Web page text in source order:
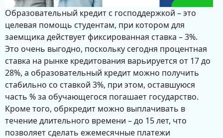
Образовательный кредит с господдержкой – это
целевая помощь студентам, при котором для
заемщика действует фиксированная ставка – 3%.
Это очень выгодно, поскольку сегодня процентная
ставка на рынке кредитования варьируется от 17 до
28%, а образовательный кредит можно получить
стабильно со ставкой 3%, при этом, оставшуюся
часть % за обучающегося погашает государство.
Кроме того, обркредит можно выплачивать в
течение длительного времени – до 15 лет, что
позволяет сделать ежемесячные платежи